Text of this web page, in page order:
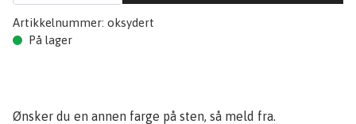
Artikkelnummer: oksydert
På lager
Ønsker du en annen farge på sten, så meld fra.